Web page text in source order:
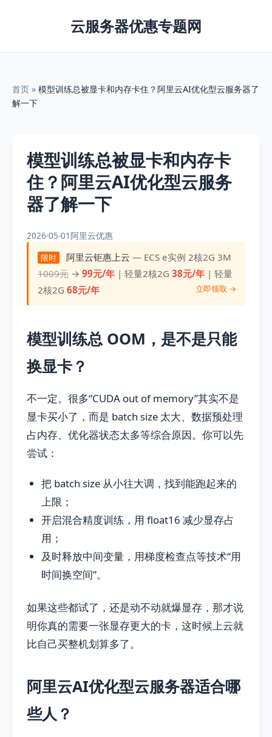
云服务器优惠专题网
首页 » 模型训练总被显卡和内存卡住？阿里云AI优化型云服务器了
解一下
模型训练总被显卡和内存卡
住？阿里云AI优化型云服务
器了解一下
2026-05-01阿里云优惠
限时 阿里云钜惠上云 — ECS e实例 2核2G 3M
1009元 →99元/年 | 轻量2核2G38元/年 | 轻量
2核2G68元/年 立即领取 →
模型训练总 OOM，是不是只能
换显卡？
不一定。很多“CUDA out of memory”其实不是
显卡买小了，而是 batch size 太大、数据预处理
占内存、优化器状态太多等综合原因。你可以先
尝试：
把 batch size 从小往大调，找到能跑起来的
上限；
开启混合精度训练，用 float16 减少显存占
用；
及时释放中间变量，用梯度检查点等技术“用
时间换空间”。
如果这些都试了，还是动不动就爆显存，那才说
明你真的需要一张显存更大的卡，这时候上云就
比自己买整机划算多了。
阿里云AI优化型云服务器适合哪
些人？